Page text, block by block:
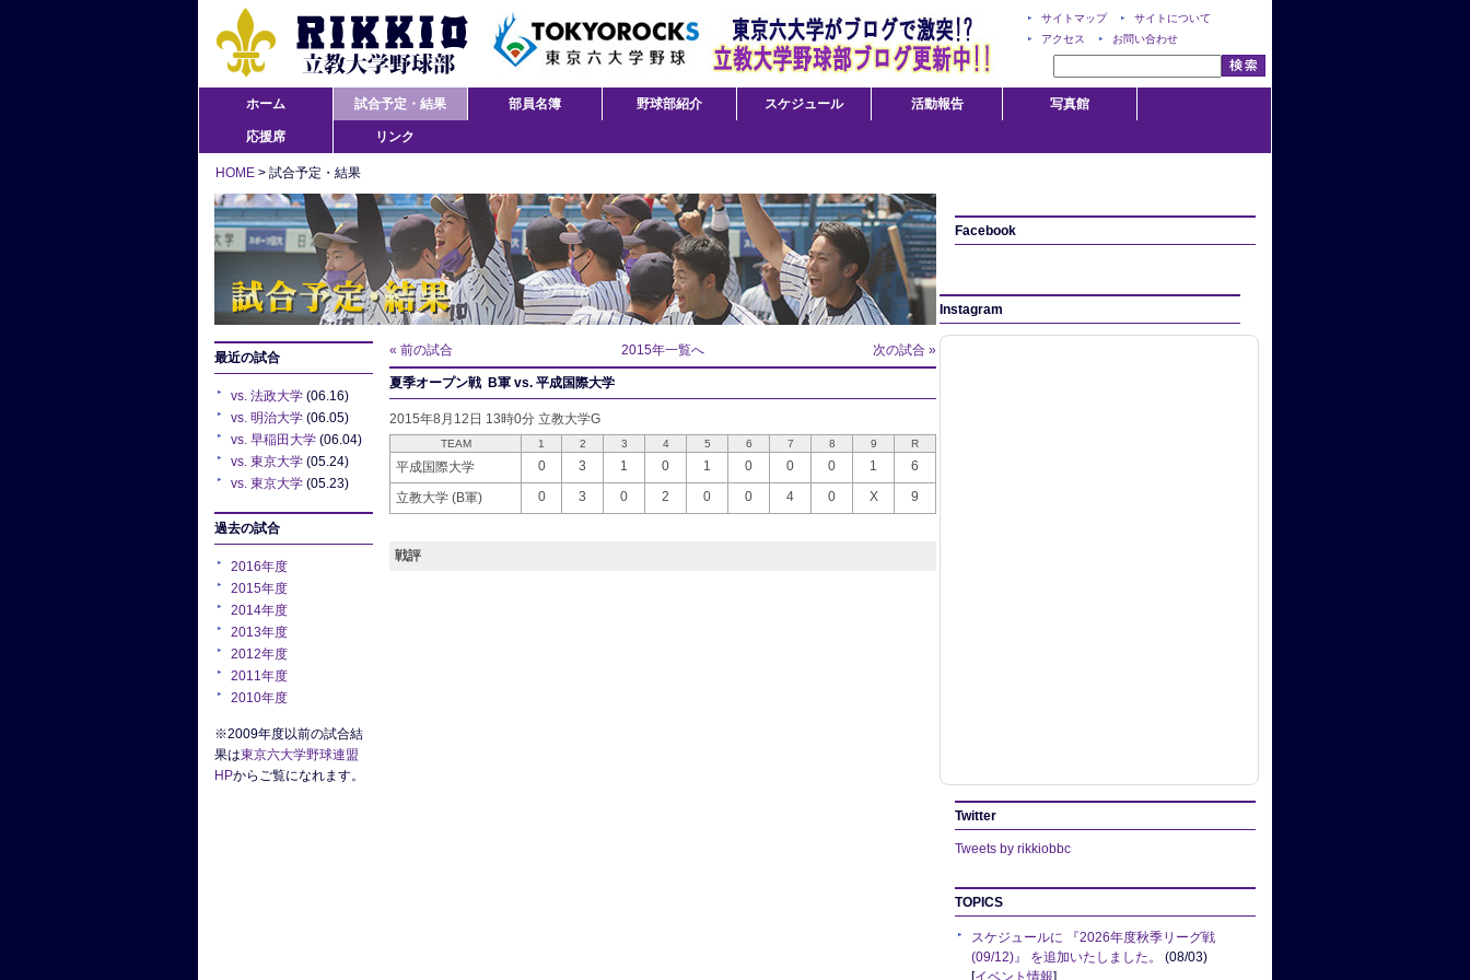
サイトマップ
サイトについて
アクセス
お問い合わせ
ホーム 試合予定・結果 部員名簿 野球部紹介 スケジュール 活動報告 写真館
応援席 リンク
HOME > 試合予定・結果
最近の試合
vs. 法政大学 (06.16)
vs. 明治大学 (06.05)
vs. 早稲田大学 (06.04)
vs. 東京大学 (05.24)
vs. 東京大学 (05.23)
過去の試合
2016年度
2015年度
2014年度
2013年度
2012年度
2011年度
2010年度
※2009年度以前の試合結
果は東京六大学野球連盟
HPからご覧になれます。
« 前の試合 2015年一覧へ 次の試合 »
夏季オープン戦 B軍 vs. 平成国際大学
2015年8月12日 13時0分 立教大学G
TEAM 1 2 3 4 5 6 7 8 9 R
平成国際大学 0 3 1 0 1 0 0 0 1 6
立教大学 (B軍) 0 3 0 2 0 0 4 0 X 9
戦評
Facebook
Instagram
Twitter
Tweets by rikkiobbc
TOPICS
スケジュールに 『2026年度秋季リーグ戦
(09/12)』 を追加いたしました。 (08/03)
[イベント情報]